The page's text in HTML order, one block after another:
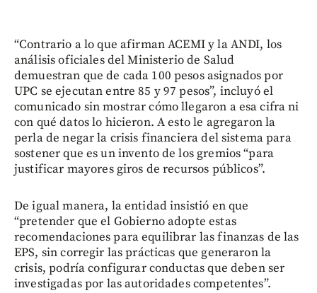
“Contrario a lo que afirman ACEMI y la ANDI, los
análisis oficiales del Ministerio de Salud
demuestran que de cada 100 pesos asignados por
UPC se ejecutan entre 85 y 97 pesos”, incluyó el
comunicado sin mostrar cómo llegaron a esa cifra ni
con qué datos lo hicieron. A esto le agregaron la
perla de negar la crisis financiera del sistema para
sostener que es un invento de los gremios “para
justificar mayores giros de recursos públicos”.
De igual manera, la entidad insistió en que
“pretender que el Gobierno adopte estas
recomendaciones para equilibrar las finanzas de las
EPS, sin corregir las prácticas que generaron la
crisis, podría configurar conductas que deben ser
investigadas por las autoridades competentes”.